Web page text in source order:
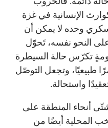
الإنسانية في غزة
وحده لا يمكن أن
النحو نفسه، تَحوّل
تكرّس حالة السيطرة
طبيعيًا، وتجعل التوصّل
واستحالة.
أنحاء المنطقة على
المحلية أيضًا من